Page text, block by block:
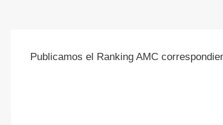
Publicamos el Ranking AMC